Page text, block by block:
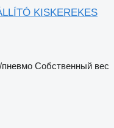
KISKEREKES
Собственный вес